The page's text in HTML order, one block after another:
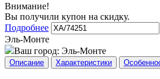
Внимание!
Вы получили купон на скидку.
Подробнее
Эль-Монте
Ваш город: Эль-Монте
Описание Характеристики